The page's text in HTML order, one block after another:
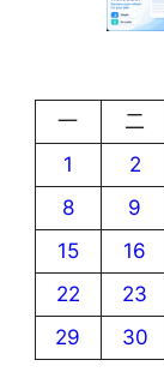
一
二
1
2
8
9
15
16
22
23
29
30